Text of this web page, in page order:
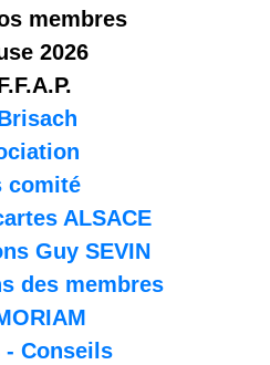
membres
2026
comité
ALSACE
Guy SEVIN
des membres
Conseils